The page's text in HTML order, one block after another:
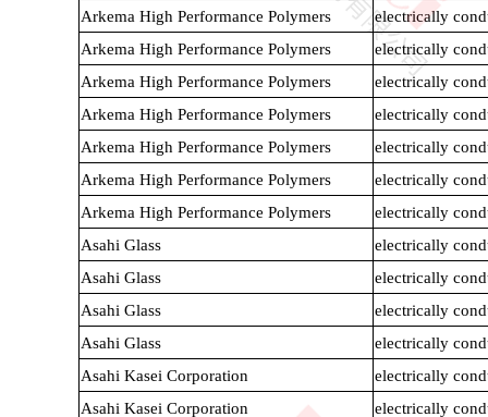
HIPS EVA
Spec-Nylon
Arkema High Performance Polymers
electrically
Arkema High Performance Polymers
electrically
Arkema High Performance Polymers
electrically
Arkema High Performance Polymers
electrically
Arkema High Performance Polymers
electrically
Arkema High Performance Polymers
electrically
Arkema High Performance Polymers
electrically
Asahi Glass
electrically
Asahi Glass
electrically
Asahi Glass
electrically
Asahi Glass
electrically
Asahi Kasei Corporation
electrically
Asahi Kasei Corporation
electrically